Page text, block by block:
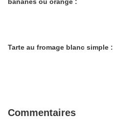
Tarte au fromage blanc simple :
Commentaires